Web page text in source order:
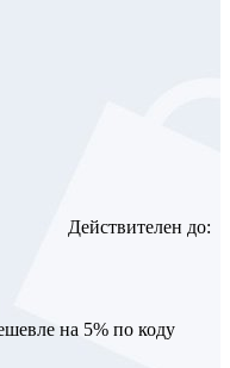
Действителен до:
на 5% по коду